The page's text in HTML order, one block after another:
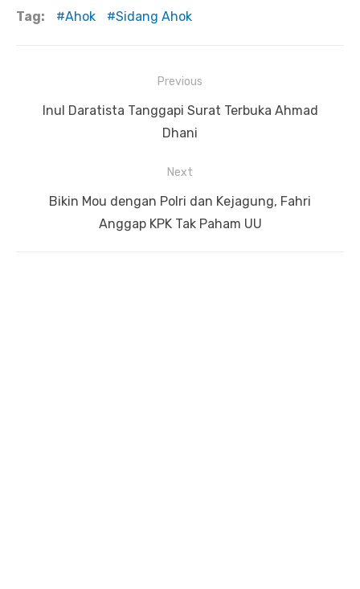
Tag: Ahok Sidang Ahok
pos
Previous
Previous
Inul Daratista Tanggapi Surat Terbuka Ahmad
Dhani
Next
NextBikin Mou dengan Polri dan Kejagung, Fahri
Anggap KPK Tak Paham UU